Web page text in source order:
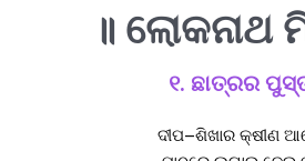
॥ ଲୋକନାଥ
୧. ଛାତ୍ରର
ଦୀପ–ଶିଖାର କ୍ଷୀଣ